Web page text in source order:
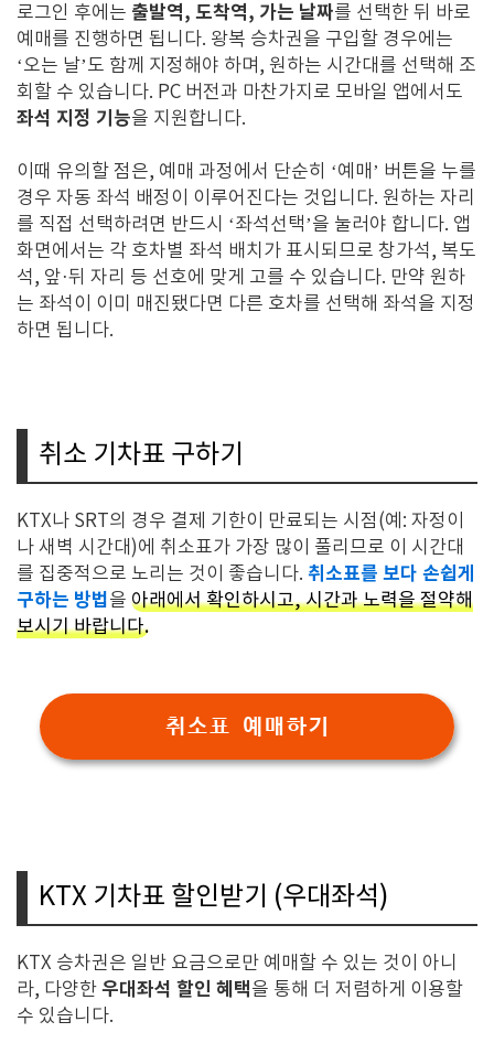
로그인 후에는 출발역, 도착역, 가는 날짜를 선택한 뒤 바로
예매를 진행하면 됩니다. 왕복 승차권을 구입할 경우에는
‘오는 날’도 함께 지정해야 하며, 원하는 시간대를 선택해 조
회할 수 있습니다. PC 버전과 마찬가지로 모바일 앱에서도
좌석 지정 기능을 지원합니다.
이때 유의할 점은, 예매 과정에서 단순히 ‘예매’ 버튼을 누를
경우 자동 좌석 배정이 이루어진다는 것입니다. 원하는 자리
를 직접 선택하려면 반드시 ‘좌석선택’을 눌러야 합니다. 앱
화면에서는 각 호차별 좌석 배치가 표시되므로 창가석, 복도
석, 앞·뒤 자리 등 선호에 맞게 고를 수 있습니다. 만약 원하
는 좌석이 이미 매진됐다면 다른 호차를 선택해 좌석을 지정
하면 됩니다.
취소 기차표 구하기
KTX나 SRT의 경우 결제 기한이 만료되는 시점(예: 자정이
나 새벽 시간대)에 취소표가 가장 많이 풀리므로 이 시간대
를 집중적으로 노리는 것이 좋습니다. 취소표를 보다 손쉽게
구하는 방법 을 아래에서 확인하시고, 시간과 노력을 절약해
보시기 바랍니다.
취소표 예매하기
KTX 기차표 할인받기 (우대좌석)
KTX 승차권은 일반 요금으로만 예매할 수 있는 것이 아니
라, 다양한 우대좌석 할인 혜택을 통해 더 저렴하게 이용할
수 있습니다.